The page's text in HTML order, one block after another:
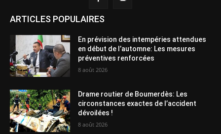
ARTICLES POPULAIRES
En prévision des intempéries attendues
en début de l’automne: Les mesures
préventives renforcées
8 août 2026
Drame routier de Boumerdès: Les
circonstances exactes de l’accident
dévoilées !
8 août 2026